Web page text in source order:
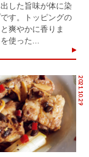
した旨味が体に染
す。トッピングの
爽やかに香りま
使った...
2021.10.29